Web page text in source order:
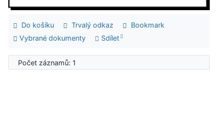
Do košíku Trvalý odkaz
Bookmark
Vybrané dokumenty
Sdílet
Počet záznamů: 1